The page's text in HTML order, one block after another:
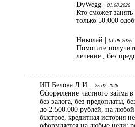
DvWegg | 01.08.2026
Кто сможет
только 50.000
Николай | 01.08.2026
Помогите
лечение , без
ИП Белова Л.И. | 25.07.2026
Оформление частного займа
без залога, без предоплаты,
до 2.500.000 рублей, на
быстрое, кредитная история